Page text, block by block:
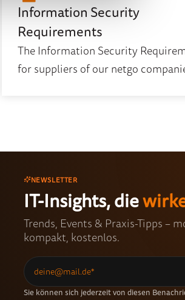
Information Security
Requirements
The Information Security
for suppliers of our netgo
NEWSLETTER
IT-Insights, die
Trends, Events & Praxis-Tipps –
kompakt, kostenlos.
Sie können sich jederzeit von diesen